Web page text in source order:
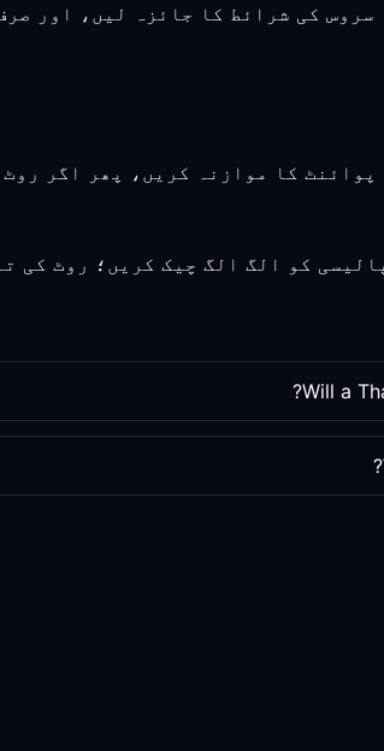
سروس کی شرائط کا جائزہ لیں، اور
کا موازنہ کریں، پھر اگر
Will a